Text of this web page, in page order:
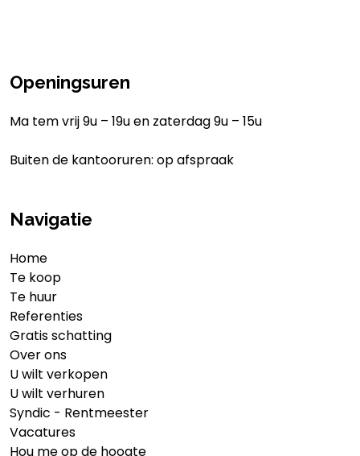
Openingsuren
Ma tem vrij 9u – 19u en zaterdag 9u – 15u
Buiten de kantooruren: op afspraak
Navigatie
Home
Te koop
Te huur
Referenties
Gratis schatting
Over ons
U wilt verkopen
U wilt verhuren
Syndic - Rentmeester
Vacatures
Hou me op de hoogte